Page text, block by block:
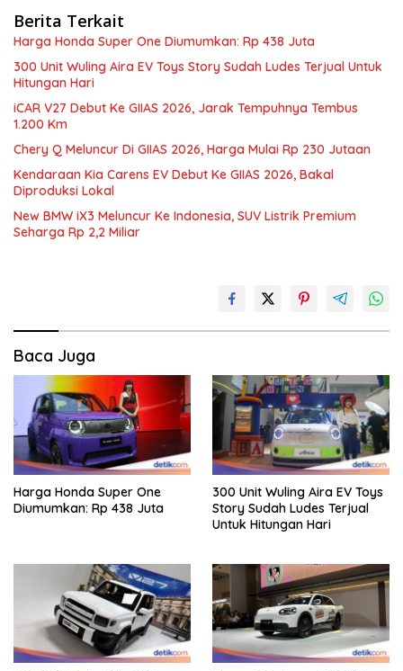
Berita Terkait
Harga Honda Super One Diumumkan: Rp 438 Juta
300 Unit Wuling Aira EV Toys Story Sudah Ludes Terjual Untuk
Hitungan Hari
iCAR V27 Debut Ke GIIAS 2026, Jarak Tempuhnya Tembus
1.200 Km
Chery Q Meluncur Di GIIAS 2026, Harga Mulai Rp 230 Jutaan
Kendaraan Kia Carens EV Debut Ke GIIAS 2026, Bakal
Diproduksi Lokal
New BMW iX3 Meluncur Ke Indonesia, SUV Listrik Premium
Seharga Rp 2,2 Miliar
Baca Juga
Harga Honda Super One
Diumumkan: Rp 438 Juta
300 Unit Wuling Aira EV Toys
Story Sudah Ludes Terjual
Untuk Hitungan Hari